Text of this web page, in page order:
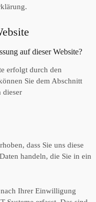
auf dieser Website?
erfolgt durch den
Sie dem Abschnitt
dieser
dass Sie uns diese
handeln, die Sie in ein
Ihrer Einwilligung